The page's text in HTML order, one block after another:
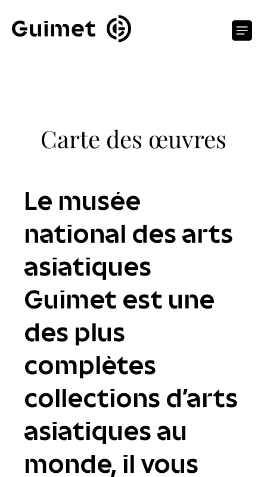
Carte des œuvres
Le musée
national des arts
asiatiques
Guimet est une
des plus
complètes
collections d'arts
asiatiques au
monde, il vous